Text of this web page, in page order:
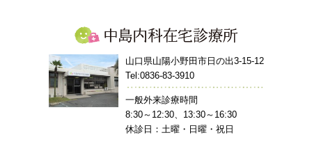
山口県山陽小野田市日の出3-15-12
Tel:0836-83-3910
一般外来診療時間
8:30～12:30、13:30～16:30
休診日：土曜・日曜・祝日